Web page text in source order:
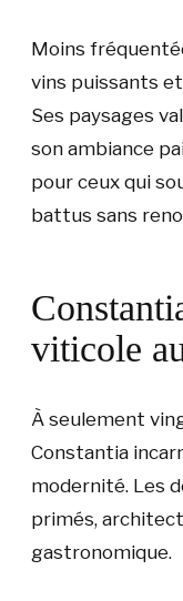
Moins
vins puissants
Ses paysages
son ambiance
pour ceux qui
battus sans
viticole
À seulement
Constantia
modernité. Les
primés,
gastronomique.